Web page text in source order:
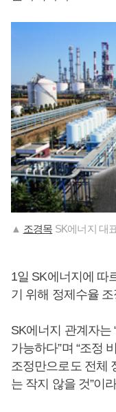
▲ 조경목 SK에너지 대
1일 SK에너지에 따
기 위해 정제수율
SK에너지 관계자는
가능하다”며 “조정
조정만으로도 전체
는 작지 않을 것”이